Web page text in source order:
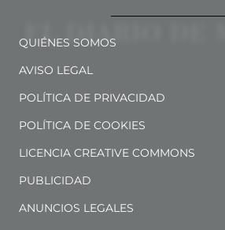
QUIÉNES SOMOS
AVISO LEGAL
POLÍTICA DE PRIVACIDAD
POLÍTICA DE COOKIES
LICENCIA CREATIVE COMMONS
PUBLICIDAD
ANUNCIOS LEGALES